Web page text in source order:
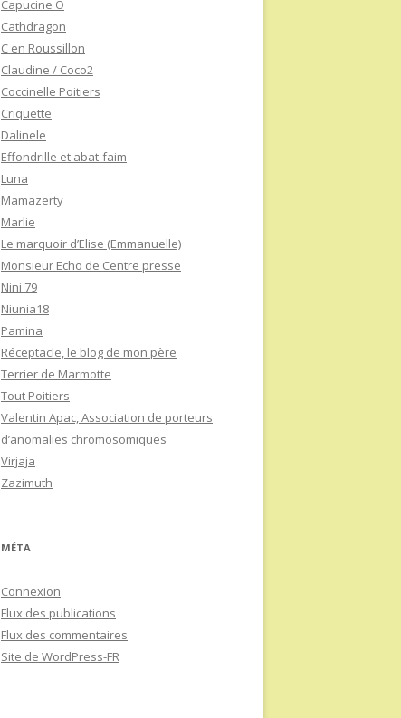
Capucine O
Cathdragon
C en Roussillon
Claudine / Coco2
Coccinelle Poitiers
Criquette
Dalinele
Effondrille et abat-faim
Luna
Mamazerty
Marlie
Le marquoir d’Elise (Emmanuelle)
Monsieur Echo de Centre presse
Nini 79
Niunia18
Pamina
Réceptacle, le blog de mon père
Terrier de Marmotte
Tout Poitiers
Valentin Apac, Association de porteurs
d’anomalies chromosomiques
Virjaja
Zazimuth
MÉTA
Connexion
Flux des publications
Flux des commentaires
Site de WordPress-FR